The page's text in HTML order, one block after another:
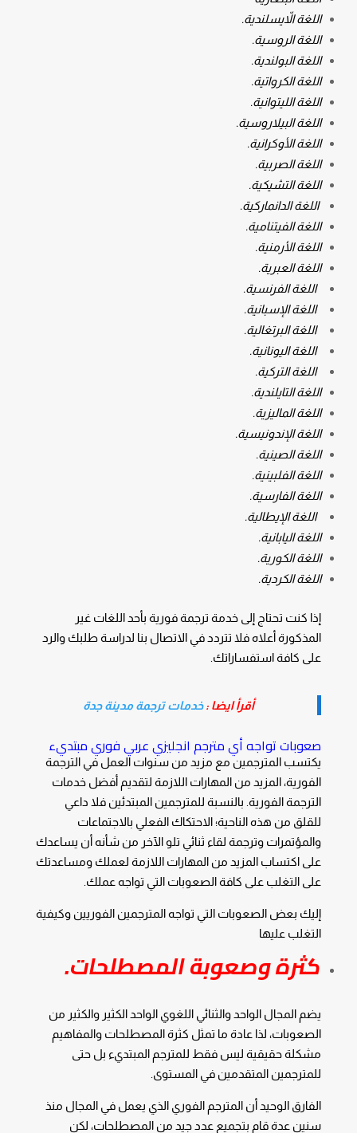
اللغة الاّيسلندية.
اللغة الروسية.
اللغة البولندية.
اللغة الكرواتية.
اللغة الليتوانية.
اللغة البيلاروسية.
اللغة الأوكرانية.
اللغة الصربية.
اللغة التشيكية.
اللغة الدانماركية.
اللغة الفيتنامية.
اللغة الأرمنية.
اللغة العبرية.
اللغة الفرنسية.
اللغة الإسبانية.
اللغة البرتغالية.
اللغة اليونانية.
اللغة التركية.
اللغة التايلندية.
اللغة الماليزية.
اللغة الإندونيسية.
اللغة الصينية.
اللغة الفلبينية.
اللغة الفارسية.
اللغة الإيطالية.
اللغة اليابانية.
اللغة الكورية.
اللغة الكردية.
إذا كنت تحتاج إلى خدمة ترجمة فورية بأحد اللغات غير
المذكورة أعلاه فلا تتردد في الاتصال بنا لدراسة طلبك والرد
على كافة استفساراتك.
أقرأ ايضا :خدمات ترجمة مدينة جدة
صعوبات تواجه أيمترجم انجليزي عربي فوريمبتديء
يكتسب المترجمين مع مزيد من سنوات العمل في الترجمة
الفورية، المزيد من المهارات اللازمة لتقديم أفضل خدمات
الترجمة الفورية. بالنسبة للمترجمين المبتدئين فلا داعي
للقلق من هذه الناحية؛ الاحتكاك الفعلي بالاجتماعات
والمؤتمرات وترجمة لقاء ثنائي تلو الآخر من شأنه أن يساعدك
على اكتساب المزيد من المهارات اللازمة لعملك ومساعدتك
على التغلب على كافة الصعوبات التي تواجه عملك.
إليك بعض الصعوبات التي تواجه المترجمين الفوريين وكيفية
التغلب عليها
كثرة وصعوبة المصطلحات.
يضم المجال الواحد والثنائي اللغوي الواحد الكثير والكثير من
الصعوبات، لذا عادة ما تمثل كثرة المصطلحات والمفاهيم
مشكلة حقيقية ليس فقط للمترجم المبتديء بل حتى
للمترجمين المتقدمين في المستوى.
الفارق الوحيد أن المترجم الفوري الذي يعمل في المجال منذ
سنين عدة قام بتجميع عدد جيد من المصطلحات، لكن